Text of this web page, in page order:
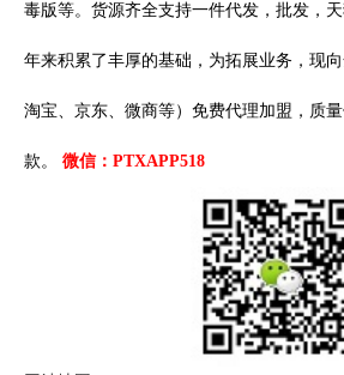
毒版等。货源齐全支持一件代发，批发，
年来积累了丰厚的基础，为拓展业务，现
淘宝、京东、微商等）免费代理加盟，质
款。 微信：PTXAPP518